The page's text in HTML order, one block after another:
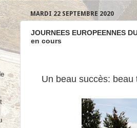
MARDI 22 SEPTEMBRE 2020
JOURNEES EUROPEENNES
en cours
Un beau succès: